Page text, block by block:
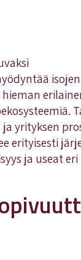
yrityksen
erityisesti
ja useat